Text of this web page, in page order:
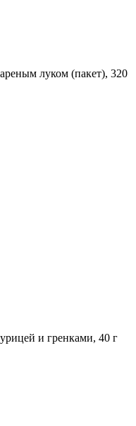
луком (пакет), 320
и гренками, 40 г